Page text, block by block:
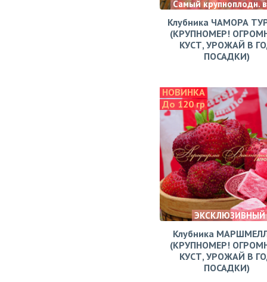
Самый крупноплодн.
Клубника ЧАМОРА
(КРУПНОМЕР!
КУСТ, УРОЖАЙ В
ПОСАДКИ)
НОВИНКА
До 120 гр
ЭКСКЛЮЗИВНЫЙ
Клубника
(КРУПНОМЕР!
КУСТ, УРОЖАЙ В
ПОСАДКИ)